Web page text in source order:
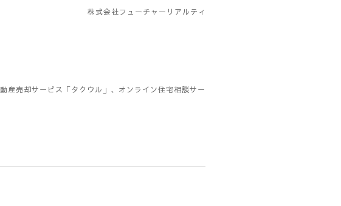
株式会社フューチャーリアルティ
産売却サービス「タクウル」、オンライン住宅相談サー